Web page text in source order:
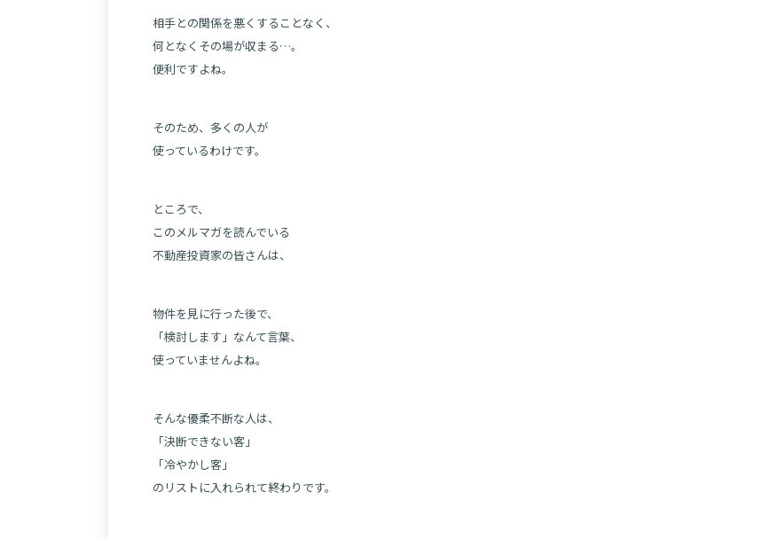
相手との関係を悪くすることなく、
何となくその場が収まる…。
便利ですよね。
そのため、多くの人が
使っているわけです。
ところで、
このメルマガを読んでいる
不動産投資家の皆さんは、
物件を見に行った後で、
「検討します」なんて言葉、
使っていませんよね。
そんな優柔不断な人は、
「決断できない客」
「冷やかし客」
のリストに入れられて終わりです。